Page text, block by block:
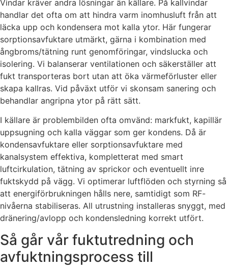
Vindar kräver andra lösningar än källare. På kallvindar
handlar det ofta om att hindra varm inomhusluft från att
läcka upp och kondensera mot kalla ytor. Här fungerar
sorptionsavfuktare utmärkt, gärna i kombination med
ångbroms/tätning runt genomföringar, vindslucka och
isolering. Vi balanserar ventilationen och säkerställer att
fukt transporteras bort utan att öka värmeförluster eller
skapa kallras. Vid påväxt utför vi skonsam sanering och
behandlar angripna ytor på rätt sätt.
I källare är problembilden ofta omvänd: markfukt, kapillär
uppsugning och kalla väggar som ger kondens. Då är
kondensavfuktare eller sorptionsavfuktare med
kanalsystem effektiva, kompletterat med smart
luftcirkulation, tätning av sprickor och eventuellt inre
fuktskydd på vägg. Vi optimerar luftflöden och styrning så
att energiförbrukningen hålls nere, samtidigt som RF-
nivåerna stabiliseras. All utrustning installeras snyggt, med
dränering/avlopp och kondensledning korrekt utfört.
Så går vår fuktutredning och
avfuktningsprocess till